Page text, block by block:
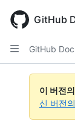
main
content
GitHub
GitHub
이 버전
신 버전